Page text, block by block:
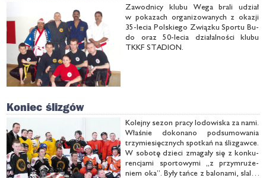
Za­wod­ni­cy klu­bu We­ga bra­li udział
w po­ka­zach or­ga­ni­zo­wa­nych z oka­zji
35-le­cia Pol­skie­go Związ­ku Spor­tu Bu­
do oraz 50-le­cia dzia­łal­no­ści klu­bu
TKKF STA­DION.
Koniec ślizgów
Ko­lej­ny se­zon pra­cy lo­do­wi­ska za na­mi.
Wła­śnie do­ko­na­no pod­su­mo­wa­nia
trzy­mie­sięcz­nych spo­tkań na śli­zgaw­ce.
W so­bo­tę dzie­ci zma­ga­ły się z kon­ku­
ren­cja­mi spor­to­wy­mi „z przy­mru­że­
niem oka”. By­ły tań­ce z ba­lo­na­mi, sla­lo­